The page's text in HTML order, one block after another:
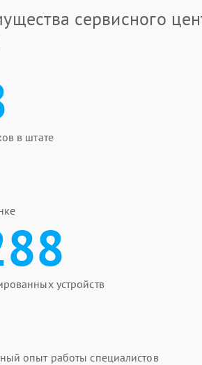
сервисного
в штате
устройств
опыт работы специалистов